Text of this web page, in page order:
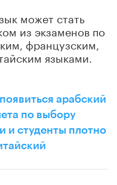
может стать
из экзаменов по
французским,
языками.
арабский
по выбору
и студенты плотно